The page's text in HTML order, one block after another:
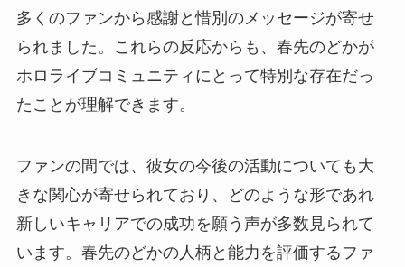
多くのファンから感謝と惜別のメッセージが寄せ
られました。これらの反応からも、春先のどかが
ホロライブコミュニティにとって特別な存在だっ
たことが理解できます。
ファンの間では、彼女の今後の活動についても大
きな関心が寄せられており、どのような形であれ
新しいキャリアでの成功を願う声が多数見られて
います。春先のどかの人柄と能力を評価するファ